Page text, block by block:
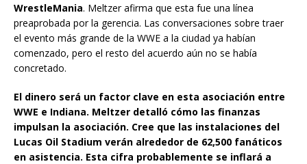
WrestleMania. Meltzer afirma que esta fue una línea
preaprobada por la gerencia. Las conversaciones sobre traer
el evento más grande de la WWE a la ciudad ya habían
comenzado, pero el resto del acuerdo aún no se había
concretado.
El dinero será un factor clave en esta asociación entre
WWE e Indiana. Meltzer detalló cómo las finanzas
impulsan la asociación. Cree que las instalaciones del
Lucas Oil Stadium verán alrededor de 62,500 fanáticos
en asistencia. Esta cifra probablemente se inflará a